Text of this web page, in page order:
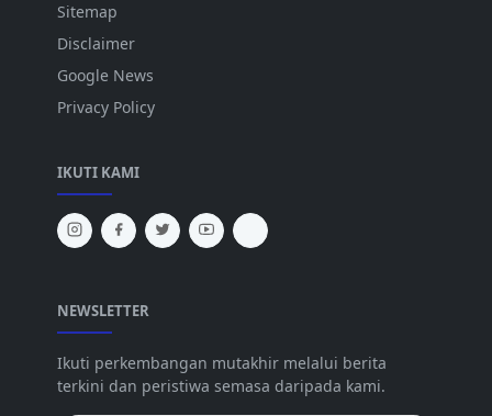
Sitemap
Disclaimer
Google News
Privacy Policy
IKUTI KAMI
NEWSLETTER
Ikuti perkembangan mutakhir melalui berita
terkini dan peristiwa semasa daripada kami.